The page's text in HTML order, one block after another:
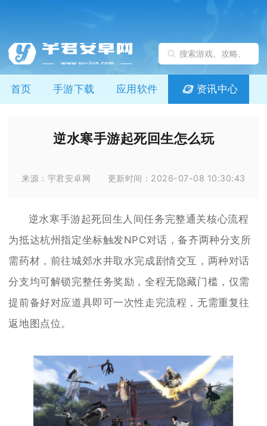
首页 手游下载 应用软件 资讯中心
逆水寒手游起死回生怎么玩
来源：宇君安卓网 更新时间：2026-07-08 10:30:43
逆水寒手游起死回生人间任务完整通关核心流程
为抵达杭州指定坐标触发NPC对话，备齐两种分支所
需药材，前往城郊水井取水完成剧情交互，两种对话
分支均可解锁完整任务奖励，全程无隐藏门槛，仅需
提前备好对应道具即可一次性走完流程，无需重复往
返地图点位。